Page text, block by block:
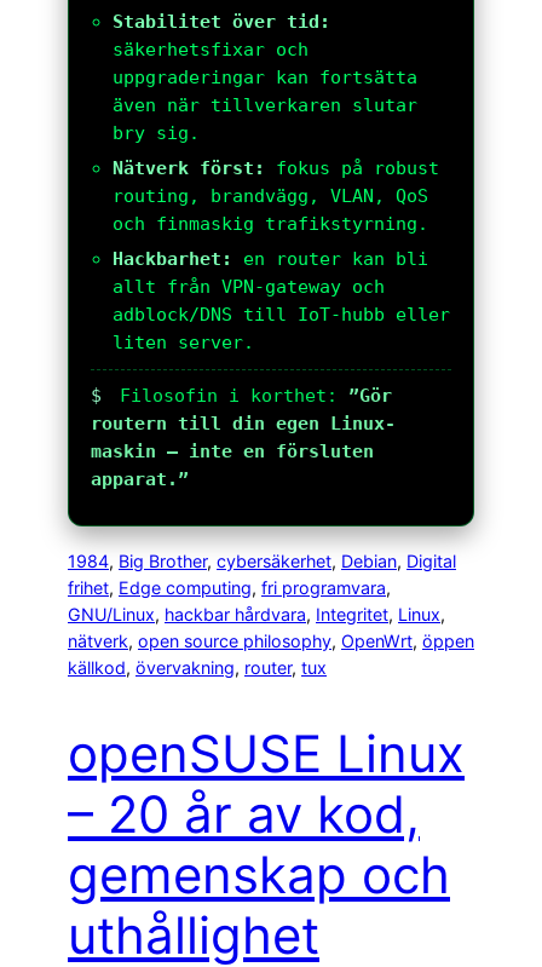
Stabilitet över tid:
säkerhetsfixar och
uppgraderingar kan fortsätta
även när tillverkaren slutar
bry sig.
Nätverk först:
fokus på robust
routing, brandvägg, VLAN, QoS
och finmaskig trafikstyrning.
Hackbarhet:
en router kan bli
allt från VPN-gateway och
adblock/DNS till IoT-hubb eller
liten server.
$ Filosofin i korthet: ”Gör
routern till din egen Linux-
maskin – inte en försluten
apparat.”
1984, Big Brother, cybersäkerhet, Debian, Digital
frihet, Edge computing, fri programvara
GNU/Linux, hackbar hårdvara, Integritet, Linux
nätverk, open source philosophy, OpenWrt, öppen
källkod, övervakning, router, tux
openSUSE Linux
– 20 år av kod,
gemenskap och
uthållighet